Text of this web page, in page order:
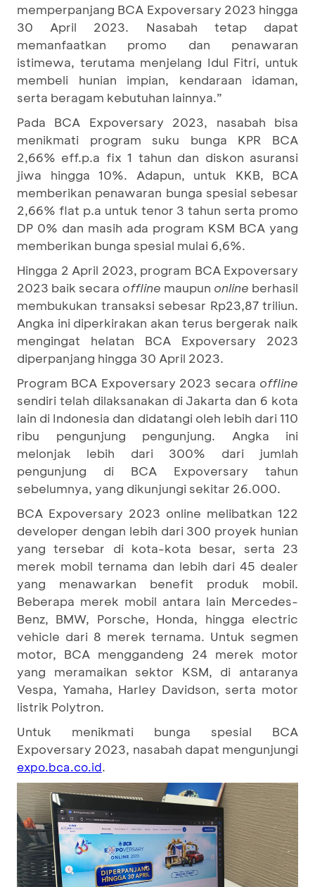
memperpanjang BCA Expoversary 2023 hingga
30 April 2023. Nasabah tetap dapat
memanfaatkan promo dan penawaran
istimewa, terutama menjelang Idul Fitri, untuk
membeli hunian impian, kendaraan idaman,
serta beragam kebutuhan lainnya.”
Pada BCA Expoversary 2023, nasabah bisa
menikmati program suku bunga KPR BCA
2,66% eff.p.a fix 1 tahun dan diskon asuransi
jiwa hingga 10%. Adapun, untuk KKB, BCA
memberikan penawaran bunga spesial sebesar
2,66% flat p.a untuk tenor 3 tahun serta promo
DP 0% dan masih ada program KSM BCA yang
memberikan bunga spesial mulai 6,6%.
Hingga 2 April 2023, program BCA Expoversary
2023 baik secara offline maupun online berhasil
membukukan transaksi sebesar Rp23,87 triliun.
Angka ini diperkirakan akan terus bergerak naik
mengingat helatan BCA Expoversary 2023
diperpanjang hingga 30 April 2023.
Program BCA Expoversary 2023 secara offline
sendiri telah dilaksanakan di Jakarta dan 6 kota
lain di Indonesia dan didatangi oleh lebih dari 110
ribu pengunjung pengunjung. Angka ini
melonjak lebih dari 300% dari jumlah
pengunjung di BCA Expoversary tahun
sebelumnya, yang dikunjungi sekitar 26.000.
BCA Expoversary 2023 online melibatkan 122
developer dengan lebih dari 300 proyek hunian
yang tersebar di kota-kota besar, serta 23
merek mobil ternama dan lebih dari 45 dealer
yang menawarkan benefit produk mobil.
Beberapa merek mobil antara lain Mercedes-
Benz, BMW, Porsche, Honda, hingga electric
vehicle dari 8 merek ternama. Untuk segmen
motor, BCA menggandeng 24 merek motor
yang meramaikan sektor KSM, di antaranya
Vespa, Yamaha, Harley Davidson, serta motor
listrik Polytron.
Untuk menikmati bunga spesial BCA
Expoversary 2023, nasabah dapat mengunjungi
expo.bca.co.id.